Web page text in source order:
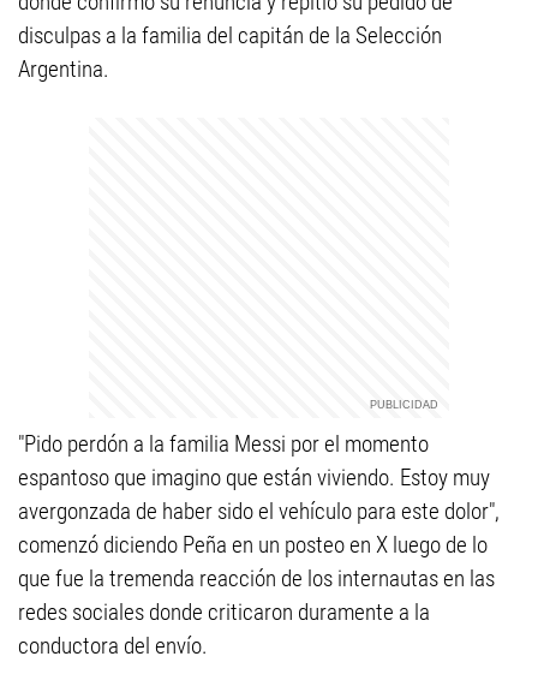
disculpas a la familia del capitán de la Selección
Argentina.
"Pido perdón a la familia Messi por el momento
espantoso que imagino que están viviendo. Estoy muy
avergonzada de haber sido el vehículo para este dolor",
comenzó diciendo Peña en un posteo en X luego de lo
que fue la tremenda reacción de los internautas en las
redes sociales donde criticaron duramente a la
conductora del envío.